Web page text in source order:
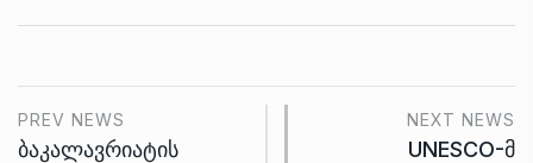
PREV NEWS
ბაკალავრიატის
NEXT NEWS
UNESCO-მ